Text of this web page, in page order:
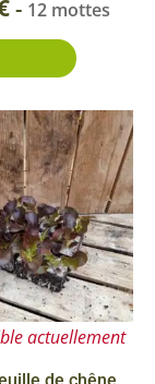
- 12 mottes
actuellement